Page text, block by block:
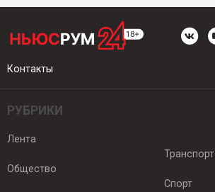
Контакты
РУБРИКИ
Лента
Общество
Транспорт
Спорт